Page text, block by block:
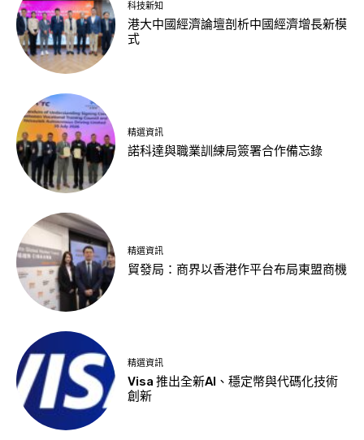
科技新知
港大中國經濟論壇剖析中國經濟增長新模
式
精選資訊
諾科達與職業訓練局簽署合作備忘錄
精選資訊
貿發局：商界以香港作平台布局東盟商機
精選資訊
Visa 推出全新AI、穩定幣與代碼化技術
創新